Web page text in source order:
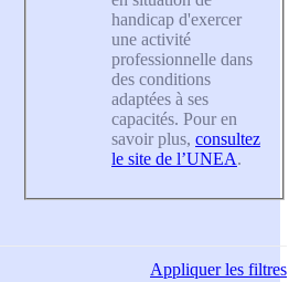
handicap d'exercer
une activité
professionnelle dans
des conditions
adaptées à ses
capacités. Pour en
savoir plus, consultez
le site de l’UNEA.
Appliquerles filtres